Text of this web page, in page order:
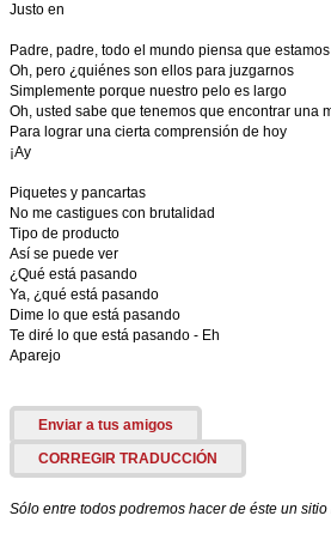
Justo en
Padre, padre, todo el mundo piensa que
Oh, pero ¿quiénes son ellos para juzgarnos
Simplemente porque nuestro pelo es largo
Oh, usted sabe que tenemos que encontrar una
Para lograr una cierta comprensión de hoy
¡Ay
Piquetes y pancartas
No me castigues con brutalidad
Tipo de producto
Así se puede ver
¿Qué está pasando
Ya, ¿qué está pasando
Dime lo que está pasando
Te diré lo que está pasando - Eh
Aparejo
Enviar a tus amigos
CORREGIR TRADUCCIÓN
Sólo entre todos podremos hacer de éste un sitio